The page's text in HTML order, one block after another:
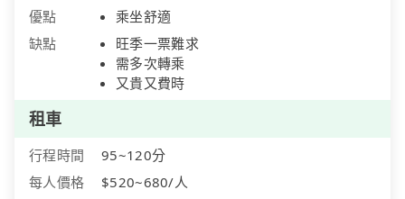
優點
乘坐舒適
缺點
旺季一票難求
需多次轉乘
又貴又費時
租車
行程時間
95~120分
每人價格
$520~680/人